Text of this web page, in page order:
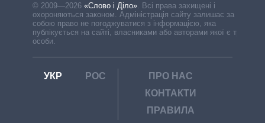
© 2009—2026 «Слово і Діло» Всі права захищені і
охороняються законом. Адміністрація сайту залишає за
собою право не погоджуватися з інформацією, яка
публікується на сайті, власниками або авторами якої є треті
особи.
УКР РОС
ПРО НАС
КОНТАКТИ
ПРАВИЛА